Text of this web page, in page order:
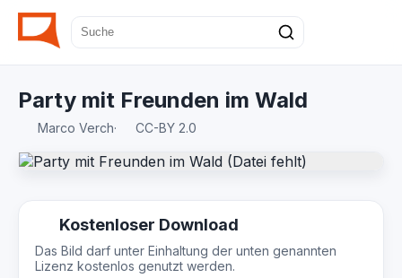
Party mit Freunden im Wald
Marco Verch· CC-BY 2.0
Kostenloser Download
Das Bild darf unter Einhaltung der unten genannten
Lizenz kostenlos genutzt werden.